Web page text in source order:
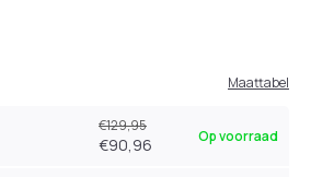
€129,95
€90,96 Op voorraad
Maattabel